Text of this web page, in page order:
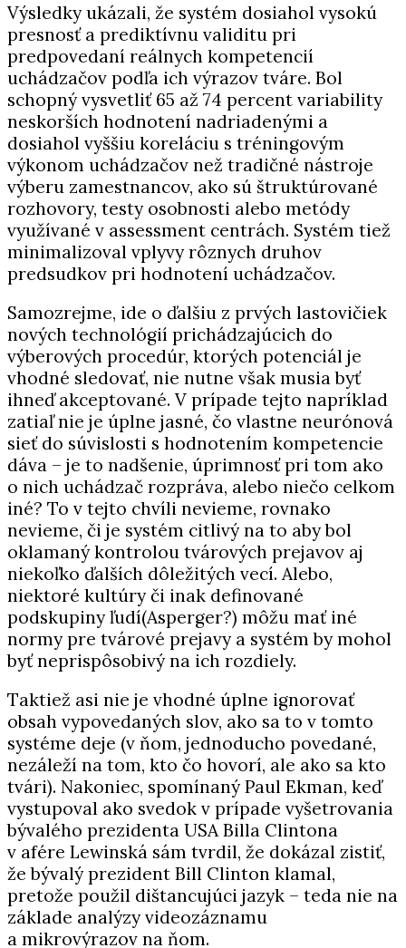
Výsledky ukázali, že systém dosiahol vysokú
presnosť a prediktívnu validitu pri
predpovedaní reálnych kompetencií
uchádzačov podľa ich výrazov tváre. Bol
schopný vysvetliť 65 až 74 percent variability
neskorších hodnotení nadriadenými a
dosiahol vyššiu koreláciu s tréningovým
výkonom uchádzačov než tradičné nástroje
výberu zamestnancov, ako sú štruktúrované
rozhovory, testy osobnosti alebo metódy
využívané v assessment centrách. Systém tiež
minimalizoval vplyvy rôznych druhov
predsudkov pri hodnotení uchádzačov.
Samozrejme, ide o ďalšiu z prvých lastovičiek
nových technológií prichádzajúcich do
výberových procedúr, ktorých potenciál je
vhodné sledovať, nie nutne však musia byť
ihneď akceptované. V prípade tejto napríklad
zatiaľ nie je úplne jasné, čo vlastne neurónová
sieť do súvislosti s hodnotením kompetencie
dáva – je to nadšenie, úprimnosť pri tom ako
o nich uchádzač rozpráva, alebo niečo celkom
iné? To v tejto chvíli nevieme, rovnako
nevieme, či je systém citlivý na to aby bol
oklamaný kontrolou tvárových prejavov aj
niekoľko ďalších dôležitých vecí. Alebo,
niektoré kultúry či inak definované
podskupiny ľudí(Asperger?) môžu mať iné
normy pre tvárové prejavy a systém by mohol
byť neprispôsobivý na ich rozdiely.
Taktiež asi nie je vhodné úplne ignorovať
obsah vypovedaných slov, ako sa to v tomto
systéme deje (v ňom, jednoducho povedané,
nezáleží na tom, kto čo hovorí, ale ako sa kto
tvári). Nakoniec, spomínaný Paul Ekman, keď
vystupoval ako svedok v prípade vyšetrovania
bývalého prezidenta USA Billa Clintona
v afére Lewinská sám tvrdil, že dokázal zistiť,
že bývalý prezident Bill Clinton klamal,
pretože použil dištancujúci jazyk – teda nie na
základe analýzy videozáznamu
a mikrovýrazov na ňom.